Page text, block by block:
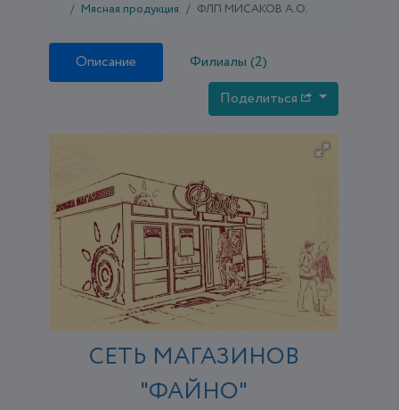
Мясная продукция
ФЛП МИСАКОВ А.О.
Описание
Филиалы (2)
Поделиться
СЕТЬ МАГАЗИНОВ
"ФАЙНО"